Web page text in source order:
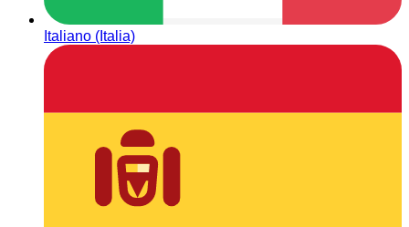
Italiano (Italia)